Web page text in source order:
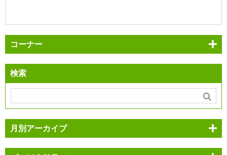
コーナー
検索
月別アーカイブ